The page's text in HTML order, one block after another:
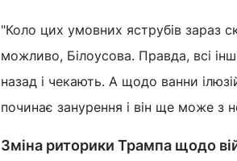
"Коло цих умовних яструбів зараз
можливо, Білоусова. Правда, всі
назад і чекають. А щодо ванни
починає занурення і він ще може з
Зміна риторики Трампа щодо